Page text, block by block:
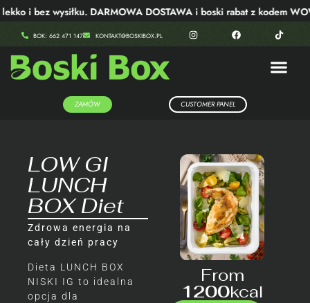
i bez wysiłku. DARMOWA DOSTAWA i boski rabat z kodem
BOK: 662 471 147 KONTAKT@BOSKIBOX.PL
ZAMÓW CUSTOMER PANEL
LOW GI
LUNCH
BOX Diet
Zdrowa energia na
cały dzień pracy
Dieta LUNCH BOX
NISKI IG to idealna
opcja dla
From
1200Kcal